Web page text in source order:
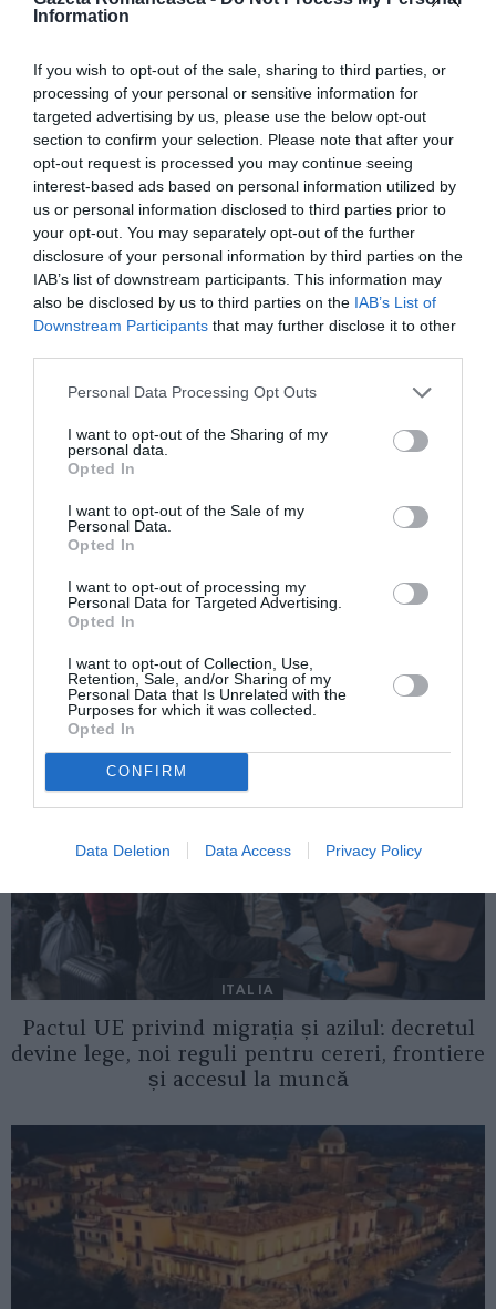
Information
If you wish to opt-out of the sale, sharing to third parties, or
processing of your personal or sensitive information for
targeted advertising by us, please use the below opt-out
section to confirm your selection. Please note that after your
opt-out request is processed you may continue seeing
interest-based ads based on personal information utilized by
us or personal information disclosed to third parties prior to
your opt-out. You may separately opt-out of the further
disclosure of your personal information by third parties on the
IAB’s list of downstream participants. This information may
also be disclosed by us to third parties on the IAB’s List of
Downstream Participants that may further disclose it to other
Personal Data Processing Opt Outs
I want to opt-out of the Sharing of my
personal data.
Opted In
I want to opt-out of the Sale of my
Personal Data.
Opted In
I want to opt-out of processing my
Personal Data for Targeted Advertising.
Opted In
I want to opt-out of Collection, Use,
Retention, Sale, and/or Sharing of my
Personal Data that Is Unrelated with the
Purposes for which it was collected.
Opted In
CONFIRM
Data Deletion Data Access Privacy Policy
Famiille de romi fuseseră evacuate acum câteva luni
dintr-o tabără de nomazi din zona Cafarella, nu
departe de cartierul Acquasanta. Primarul Gianni
Alemanno a anunţat că se va întâlni în cursul
dimineţii de luni, 7 februarie, cu prefectul Romei,
Giuseppe Pecoraro, pentru a discuta despre
chestiunea taberelor neautorizate de nomazi.
(Foto Il Messaggero)
Articolul anterior
Daniela Jara Moya, modelul perfect al
„noului torinez”
Următorul articol
Acquasanta: “Responsabilitatea societăţii”
AȚI PUTEA DORI DE
ASEMENEA
ITALIA
Pactul UE privind migrația și azilul: decretul
devine lege, noi reguli pentru cereri, frontiere
și accesul la muncă